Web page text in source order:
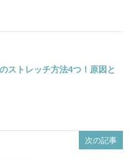
ストレッチ方法4つ！原因と
次の記事